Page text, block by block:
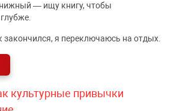
— ищу книгу, чтобы
закончился, я переключаюсь на отдых.
культурные привычки